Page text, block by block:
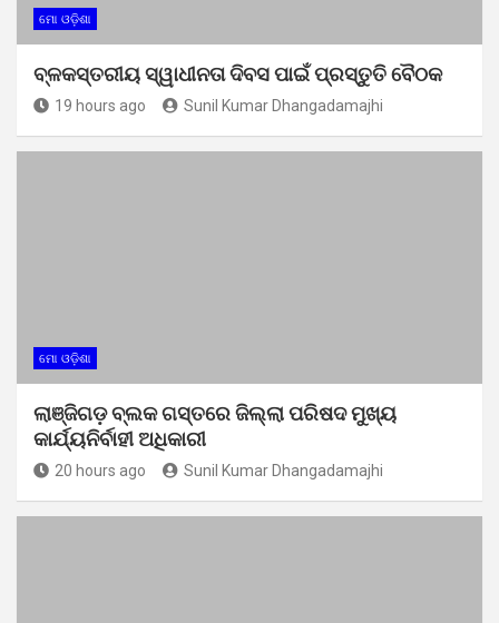
ମୋ ଓଡ଼ିଶା
ବ୍ଳକସ୍ତରୀୟ ସ୍ୱାଧୀନତା ଦିବସ ପାଇଁ ପ୍ରସ୍ତୁତି ବୈଠକ
19 hours ago Sunil Kumar Dhangadamajhi
ମୋ ଓଡ଼ିଶା
ଲାଞ୍ଜିଗଡ଼ ବ୍ଲକ ଗସ୍ତରେ ଜିଲ୍ଲା ପରିଷଦ ମୁଖ୍ୟ
କାର୍ଯ୍ୟନିର୍ବାହୀ ଅଧିକାରୀ
20 hours ago Sunil Kumar Dhangadamajhi